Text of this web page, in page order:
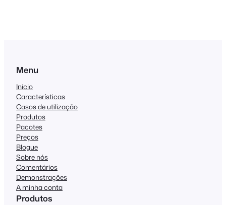
Menu
Início
Características
Casos de utilização
Produtos
Pacotes
Preços
Blogue
Sobre nós
Comentários
Demonstrações
A minha conta
Produtos